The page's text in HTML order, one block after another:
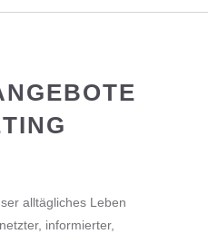
alltägliches Leben
informierter,